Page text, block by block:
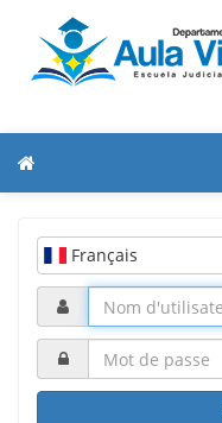
Français